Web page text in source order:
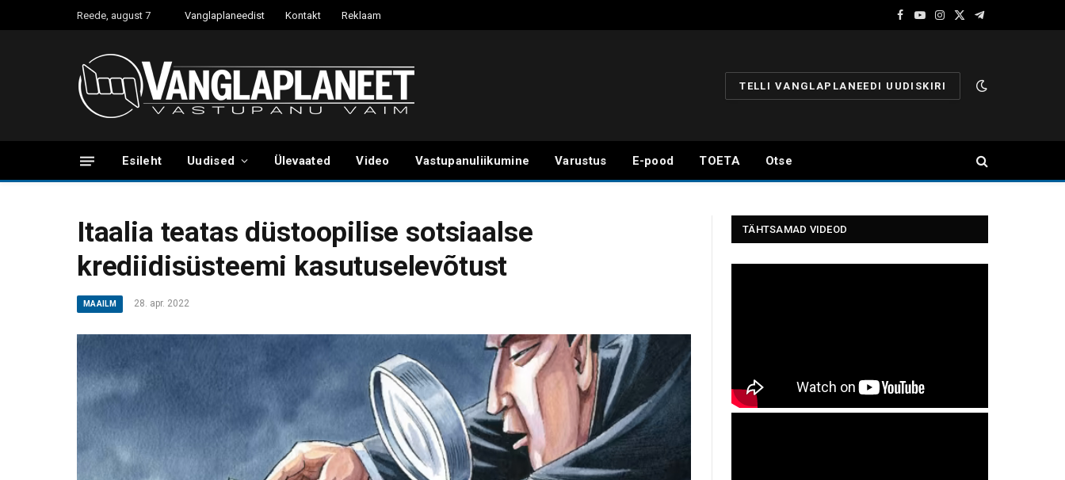
Reede, august 7 Vanglaplaneedist Kontakt Reklaam
Facebook
YouTube
Instagram
X
Telegram
TELLI VANGLAPLANEEDI UUDISKIRI
Esileht Uudised Ülevaated Video Vastupanuliikumine Varustus E-pood TOETA Otse
Itaalia teatas düstoopilise sotsiaalse
krediidisüsteemi kasutuselevõtust
MAAILM 28. apr. 2022
TÄHTSAMAD VIDEOD